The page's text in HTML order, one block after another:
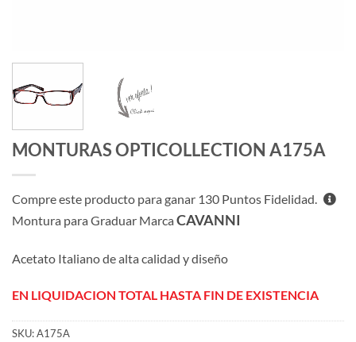
MONTURAS OPTICOLLECTION A175A
Compre este producto para ganar 130 Puntos Fidelidad.
Montura para Graduar Marca CAVANNI
Acetato Italiano de alta calidad y diseño
EN LIQUIDACION TOTAL HASTA FIN DE EXISTENCIA
SKU:A175A